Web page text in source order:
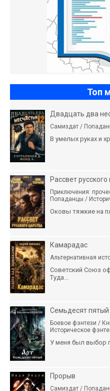
Топ
Двадцать два
Самиздат /
В умелых руках и
Рассвет
Приключения:
Попаданцы /
Оковы тяжкие на
Камарадас
Альтернативная
Советский Союз
Туда...
Семьдесят пятый
Боевое фэнтези /
Историческое
У меня был выбор
Прорыв
Самиздат /